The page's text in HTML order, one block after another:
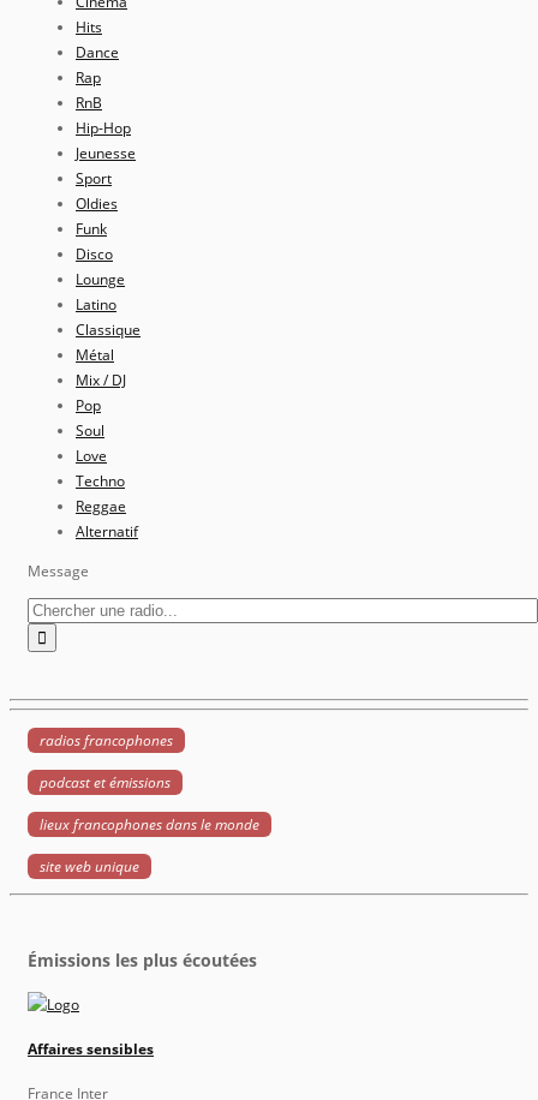
Hits
Dance
Rap
RnB
Hip-Hop
Jeunesse
Sport
Oldies
Funk
Disco
Lounge
Latino
Classique
Métal
Mix / DJ
Pop
Soul
Love
Techno
Reggae
Alternatif
Message
radios francophones
podcast et émissions
lieux francophones dans le monde
site web unique
Émissions les plus écoutées
Affaires sensibles
France Inter